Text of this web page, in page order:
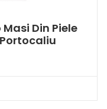
Din Piele